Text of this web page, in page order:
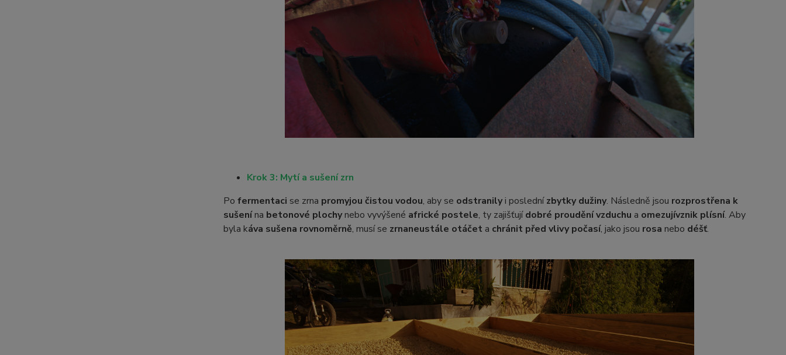
Krok 3: Mytí a sušení zrn
Po fermentaci se zrna promyjou čistou vodou, aby se odstranilyi poslednízbytky dužiny. Následně jsou rozprostřena k
sušenína betonové plochynebo vyvýšené africké postele, ty zajišťujídobré proudění vzduchu a omezujívznik plísní. Aby
byla káva sušena rovnoměrně, musí se zrnaneustále otáčet a chránit před vlivy počasí, jako jsou rosa nebo déšť.